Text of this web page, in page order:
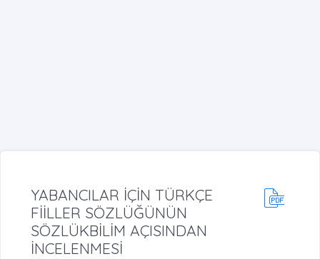
YABANCILAR İÇİN TÜRKÇE
FİİLLER SÖZLÜĞÜNÜN
SÖZLÜKBİLİM AÇISINDAN
İNCELENMESİ